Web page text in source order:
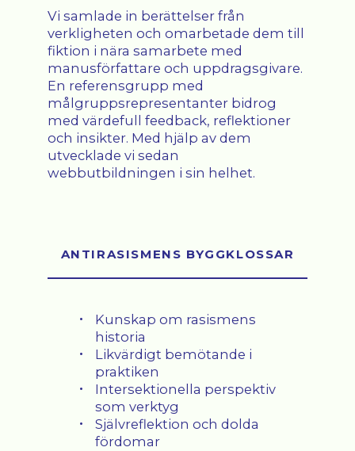
Vi samlade in berättelser från
verkligheten och omarbetade dem till
fiktion i nära samarbete med
manusförfattare och uppdragsgivare.
En referensgrupp med
målgruppsrepresentanter bidrog
med värdefull feedback, reflektioner
och insikter. Med hjälp av dem
utvecklade vi sedan
webbutbildningen i sin helhet.
ANTIRASISMENS BYGGKLOSSAR
Kunskap om rasismens
historia
Likvärdigt bemötande i
praktiken
Intersektionella perspektiv
som verktyg
Självreflektion och dolda
fördomar